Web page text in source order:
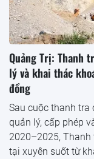
Quảng Trị: Thanh
lý và khai thác
đồng
Sau cuộc thanh tra
quản lý, cấp phép
2020–2025, Thanh
tại xuyên suốt từ